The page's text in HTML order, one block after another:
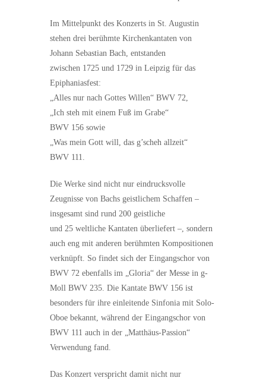
Im Mittelpunkt des Konzerts in St. Augustin
stehen drei berühmte Kirchenkantaten von
Johann Sebastian Bach, entstanden
zwischen 1725 und 1729 in Leipzig für das
Epiphaniasfest:
„Alles nur nach Gottes Willen“ BWV 72,
„Ich steh mit einem Fuß im Grabe“
BWV 156 sowie
„Was mein Gott will, das g’scheh allzeit“
BWV 111.
Die Werke sind nicht nur eindrucksvolle
Zeugnisse von Bachs geistlichem Schaffen –
insgesamt sind rund 200 geistliche
und 25 weltliche Kantaten überliefert –, sondern
auch eng mit anderen berühmten Kompositionen
verknüpft. So findet sich der Eingangschor von
BWV 72 ebenfalls im „Gloria“ der Messe in g-
Moll BWV 235. Die Kantate BWV 156 ist
besonders für ihre einleitende Sinfonia mit Solo-
Oboe bekannt, während der Eingangschor von
BWV 111 auch in der „Matthäus-Passion“
Verwendung fand.
Das Konzert verspricht damit nicht nur